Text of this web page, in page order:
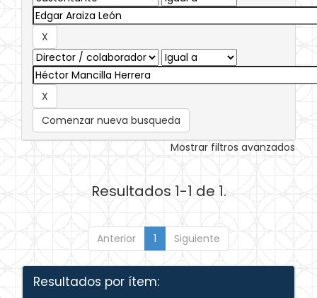
Comenzar nueva busqueda
Mostrar filtros avanzados
Resultados 1-1 de 1.
Anterior 1 Siguiente
Resultados por ítem: